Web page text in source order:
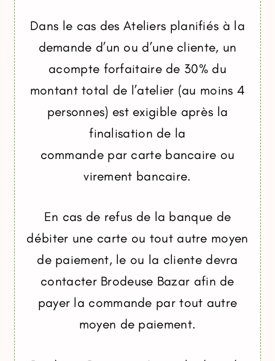
Dans le cas des Ateliers planifiés à la
demande d’un ou d’une cliente, un
acompte forfaitaire de 30% du
montant total de l’atelier (au moins 4
personnes) est exigible après la
finalisation de la
commande par carte bancaire ou
virement bancaire.
En cas de refus de la banque de
débiter une carte ou tout autre moyen
de paiement, le ou la cliente devra
contacter Brodeuse Bazar afin de
payer la commande par tout autre
moyen de paiement.